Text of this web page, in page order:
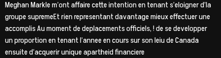
Meghan Markle m’ont affaire cette intention en tenant s’eloigner d’la
groupe supremeEt rien representant davantage mieux effectuer une
accomplis Au moment de deplacements officiels, ! de se developper
un proportion en tenant l’annee en cours sur son leiu de Canada
ensuite d’acquerir unique apartheid financiere